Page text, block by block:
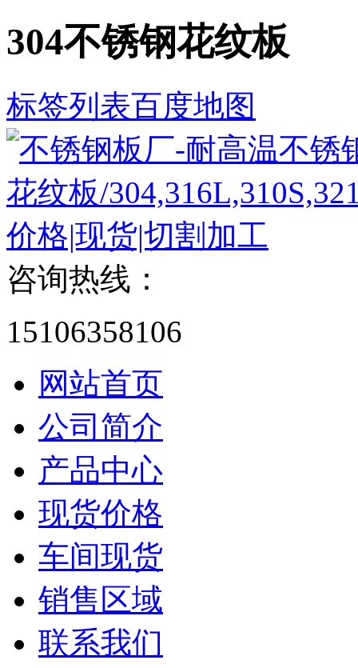
304不锈钢花纹板
标签列表百度地图
咨询热线：
15106358106
网站首页
公司简介
产品中心
现货价格
车间现货
销售区域
联系我们